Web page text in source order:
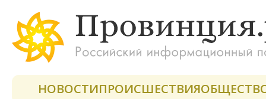
НОВОСТИПРОИСШЕСТВИЯ